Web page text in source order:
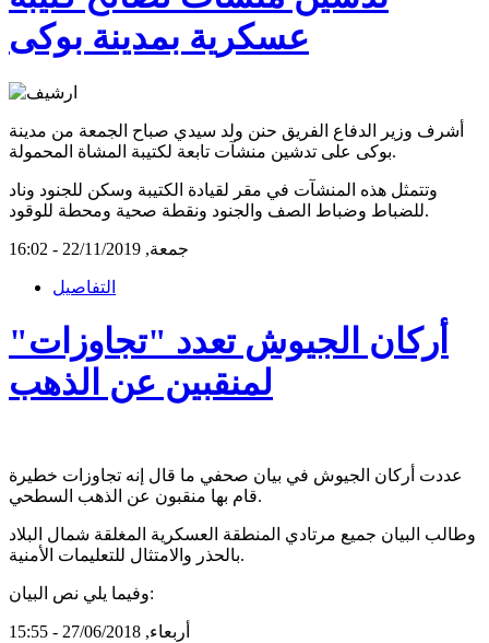
عسكرية بمدينة بوكى
أشرف وزير الدفاع الفريق حنن ولد سيدي صباح الجمعة من مدينة
بوكى على تدشين منشآت تابعة لكتيبة المشاة المحمولة.
وتتمثل هذه المنشآت في مقر لقيادة الكتيبة وسكن للجنود وناد
للضباط وضباط الصف والجنود ونقطة صحية ومحطة للوقود.
جمعة, 22/11/2019 - 16:02
التفاصيل
أركان الجيوش تعدد "تجاوزات"
لمنقبين عن الذهب
عددت أركان الجيوش في بيان صحفي ما قال إنه تجاوزات خطيرة
قام بها منقبون عن الذهب السطحي.
وطالب البيان جميع مرتادي المنطقة العسكرية المغلقة شمال البلاد
بالحذر والامتثال للتعليمات الأمنية.
وفيما يلي نص البيان:
أربعاء, 27/06/2018 - 15:55